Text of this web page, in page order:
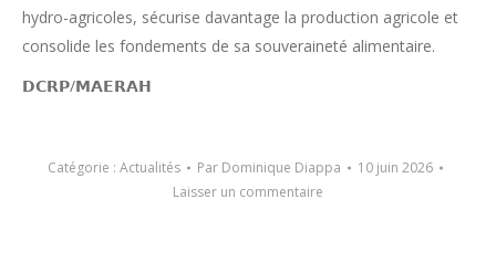
hydro-agricoles, sécurise davantage la production agricole et
consolide les fondements de sa souveraineté alimentaire.
𝗗𝗖𝗥𝗣/𝗠𝗔𝗘𝗥𝗔𝗛
Catégorie : Actualités Par Dominique Diappa
10 juin 2026
Laisser un commentaire